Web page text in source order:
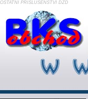
OSTATNÍ PŘÍSLUŠENSTVÍ DZD